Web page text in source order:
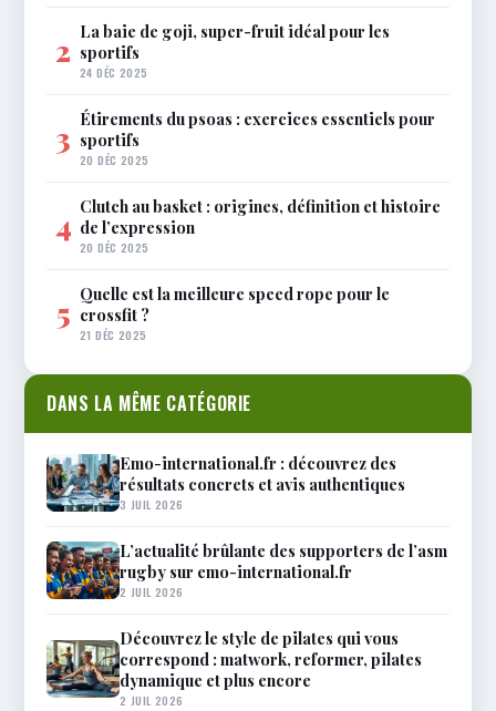
2 La baie de goji, super-fruit idéal pour les
sportifs
24 DÉC 2025
3 Étirements du psoas : exercices essentiels pour
sportifs
20 DÉC 2025
4 Clutch au basket : origines, définition et histoire
de l’expression
20 DÉC 2025
5 Quelle est la meilleure speed rope pour le
crossfit ?
21 DÉC 2025
DANS LA MÊME CATÉGORIE
Emo-international.fr : découvrez des
résultats concrets et avis authentiques
3 JUIL 2026
L’actualité brûlante des supporters de l’asm
rugby sur emo-international.fr
2 JUIL 2026
Découvrez le style de pilates qui vous
correspond : matwork, reformer, pilates
dynamique et plus encore
2 JUIL 2026